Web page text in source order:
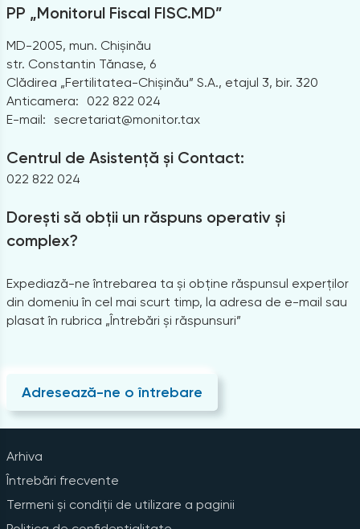
PP „Monitorul Fiscal FISC.MD”
MD-2005, mun. Chișinău
str. Constantin Tănase, 6
Clădirea „Fertilitatea-Chișinău” S.A., etajul 3, bir. 320
Anticamera:
022 822 024
E-mail: secretariat@monitor.tax
Centrul de Asistență și Contact:
022 822 024
Dorești să obții un răspuns operativ și
complex?
Expediază-ne întrebarea ta și obține răspunsul experților
din domeniu în cel mai scurt timp, la adresa de e-mail sau
plasat în rubrica „Întrebări și răspunsuri”
Adresează-ne o întrebare
Arhiva
Întrebări frecvente
Termeni și condiții de utilizare a paginii